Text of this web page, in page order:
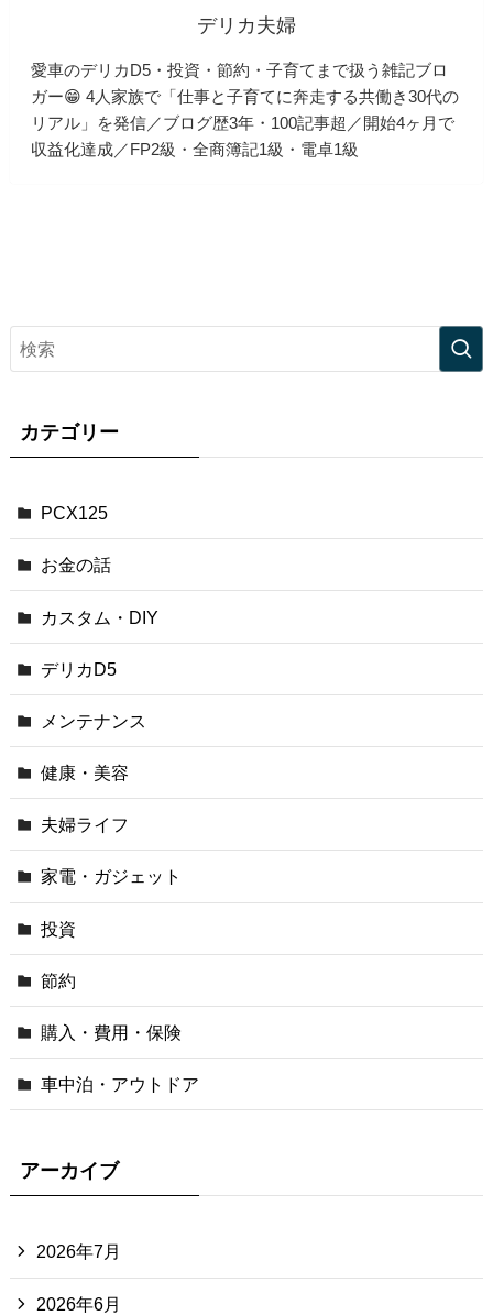
デリカ夫婦
愛車のデリカD5・投資・節約・子育てまで扱う雑記ブロ
ガー😁 4人家族で「仕事と子育てに奔走する共働き30代の
リアル」を発信／ブログ歴3年・100記事超／開始4ヶ月で
収益化達成／FP2級・全商簿記1級・電卓1級
カテゴリー
PCX125
お金の話
カスタム・DIY
デリカD5
メンテナンス
健康・美容
夫婦ライフ
家電・ガジェット
投資
節約
購入・費用・保険
車中泊・アウトドア
アーカイブ
2026年7月
2026年6月